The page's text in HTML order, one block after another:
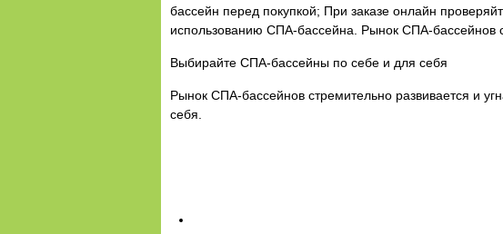
бассейн перед покупкой; При заказе онлайн
использованию СПА-бассейна. Рынок СПА-бассейнов
Выбирайте СПА-бассейны по себе и для себя
Рынок СПА-бассейнов стремительно развивается и
себя.